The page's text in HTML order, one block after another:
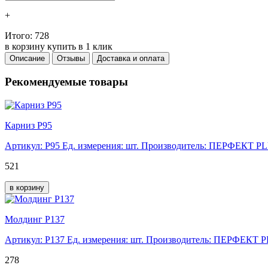
+
Итого: 728
в корзину купить в 1 клик
Описание Отзывы Доставка и оплата
Рекомендуемые товары
Карниз Р95
Артикул: Р95 Ед. измерения: шт. Производитель: ПЕРФЕКТ
521
в корзину
Молдинг Р137
Артикул: Р137 Ед. измерения: шт. Производитель: ПЕРФЕКТ
278